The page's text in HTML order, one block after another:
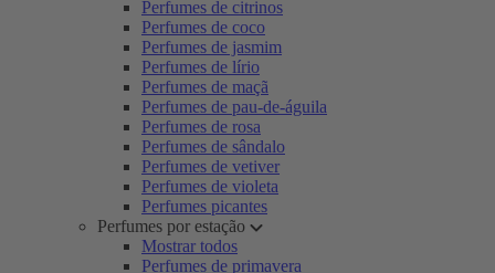
Perfumes de citrinos
Perfumes de coco
Perfumes de jasmim
Perfumes de lírio
Perfumes de maçã
Perfumes de pau-de-águila
Perfumes de rosa
Perfumes de sândalo
Perfumes de vetiver
Perfumes de violeta
Perfumes picantes
Perfumes por estação
Mostrar todos
Perfumes de primavera